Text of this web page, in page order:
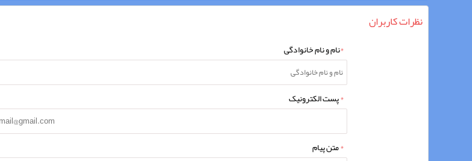
نظرات کاربران
*نام و نام خانوادگی
*پست الکترونیک
*متن پیام